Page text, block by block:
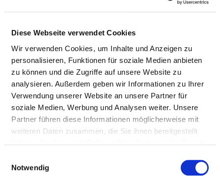
Diese Webseite verwendet Cookies
Wir verwenden Cookies, um Inhalte und Anzeigen zu
personalisieren, Funktionen für soziale Medien anbieten
zu können und die Zugriffe auf unsere Website zu
analysieren. Außerdem geben wir Informationen zu Ihrer
Verwendung unserer Website an unsere Partner für
soziale Medien, Werbung und Analysen weiter. Unsere
Partner führen diese Informationen möglicherweise mit
weiteren Daten zusammen, die Sie ihnen bereitgestellt
Notwendig
96049 Bamberg
Tel.:0951-503-12201
Fax: 0951-503-12229
Mail:ed.grebmab-gnutfitslaizos@mhorts.retep
Mit Notfallambulanz
Anfahrt
https://www.sozialstiftung-bamberg.de/klinikum-
bam...
Ärztliche Leitung